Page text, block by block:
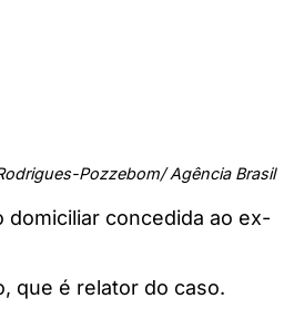
Pozzebom/ Agência Brasil
concedida ao ex-
que é relator do caso.